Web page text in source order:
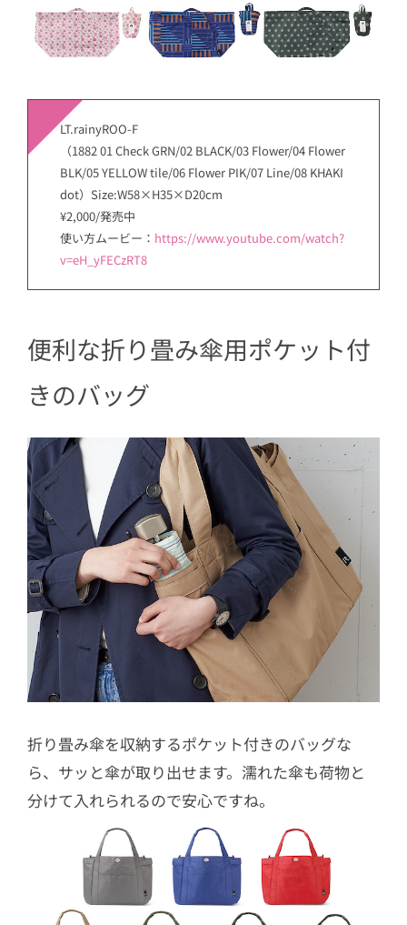
LT.rainyROO-F
（1882 01 Check GRN/02 BLACK/03 Flower/04 Flower
BLK/05 YELLOW tile/06 Flower PIK/07 Line/08 KHAKI
dot）Size:W58×H35×D20cm
¥2,000/発売中
使い方ムービー： https://www.youtube.com/watch?
v=eH_yFECzRT8
便利な折り畳み傘用ポケット付
きのバッグ
折り畳み傘を収納するポケット付きのバッグな
ら、サッと傘が取り出せます。濡れた傘も荷物と
分けて入れられるので安心ですね。